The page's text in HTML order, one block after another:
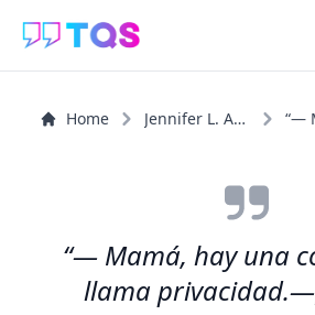
Home Jennifer L. Armentrout
“— Mamá, hay una
llama